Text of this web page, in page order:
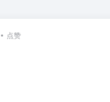
点赞